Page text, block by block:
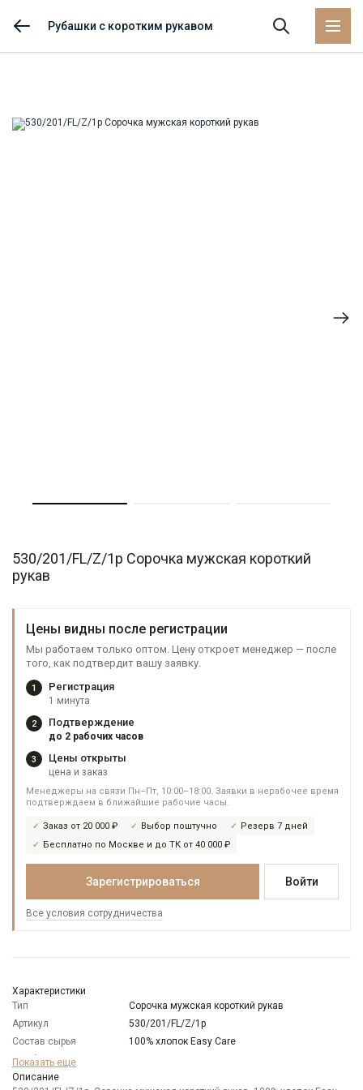
Рубашки с коротким рукавом
530/201/FL/Z/1p Сорочка мужская короткий
рукав
Цены видны после регистрации
Мы работаем только оптом. Цену откроет менеджер — после
того, как подтвердит вашу заявку.
1 Регистрация
1 минута
2 Подтверждение
до 2 рабочих часов
3 Цены открыты
цена и заказ
Менеджеры на связи Пн–Пт, 10:00–18:00. Заявки в нерабочее время
подтверждаем в ближайшие рабочие часы.
Заказ от 20 000 ₽ Выбор поштучно
Резерв 7 дней
Бесплатно по Москве и до ТК от 40 000 ₽
Зарегистрироваться Войти
Все условия сотрудничества
Характеристики
Тип
Сорочка мужская короткий рукав
Артикул
530/201/FL/Z/1p
Состав сырья
100% хлопок Easy Care
Особенности
ткани
Показать еще
Описание